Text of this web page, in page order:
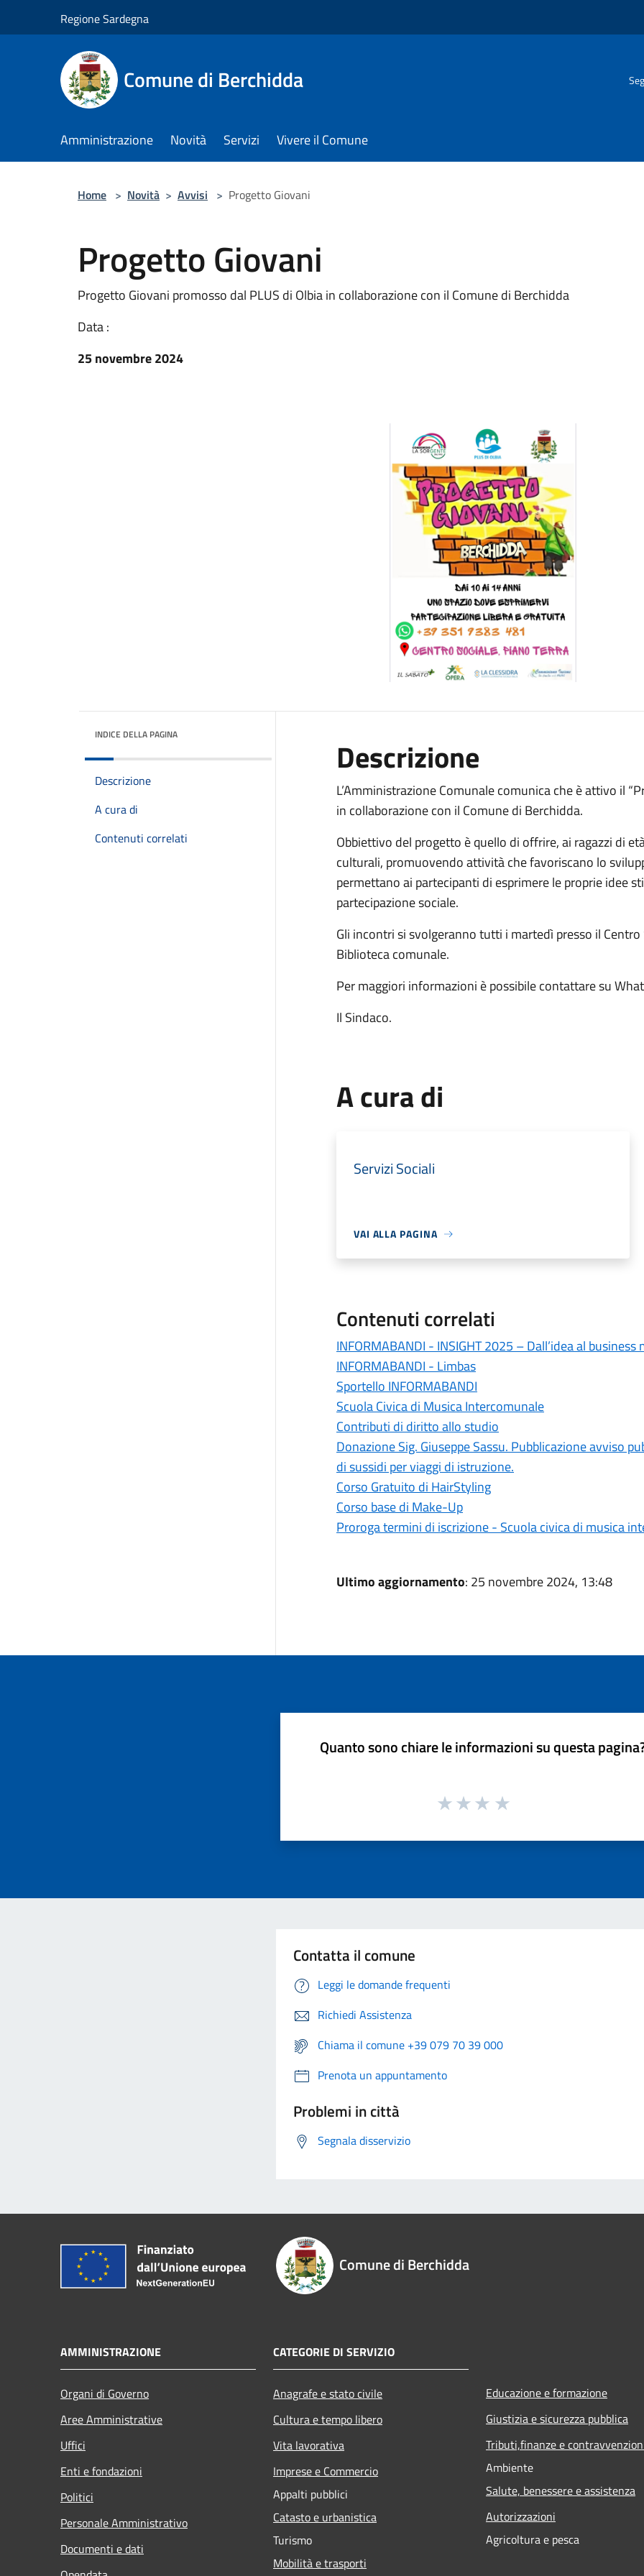
Regione Sardegna
Comune di Berchidda
Amministrazione Novità Servizi Vivere il Comune
Home > Novità > Avvisi > Progetto Giovani
Progetto Giovani
Progetto Giovani promosso dal PLUS di Olbia in collaborazione con il Comune di Berchidda
Data :
25 novembre 2024
INDICE DELLA PAGINA
Descrizione
A cura di
Contenuti correlati
Descrizione
L’Amministrazione Comunale comunica che è attivo il
in collaborazione con il Comune di Berchidda.
Obbiettivo del progetto è quello di offrire, ai ragazzi di
culturali, promuovendo attività che favoriscano lo
permettano ai partecipanti di esprimere le proprie idee
partecipazione sociale.
Gli incontri si svolgeranno tutti i martedì presso il
Biblioteca comunale.
Per maggiori informazioni è possibile contattare su
Il Sindaco.
A cura di
Servizi Sociali
VAI ALLA PAGINA
Contenuti correlati
INFORMABANDI - INSIGHT 2025 – Dall’idea al business
INFORMABANDI - Limbas
Sportello INFORMABANDI
Scuola Civica di Musica Intercomunale
Contributi di diritto allo studio
Donazione Sig. Giuseppe Sassu. Pubblicazione avviso
di sussidi per viaggi di istruzione.
Corso Gratuito di HairStyling
Corso base di Make-Up
Proroga termini di iscrizione - Scuola civica di musica
Ultimo aggiornamento: 25 novembre 2024, 13:48
Quanto sono chiare le informazioni su questa
Contatta il comune
Leggi le domande frequenti
Richiedi Assistenza
Chiama il comune +39 079 70 39 000
Prenota un appuntamento
Problemi in città
Segnala disservizio
Comune di Berchidda
AMMINISTRAZIONE
Organi di Governo
Aree Amministrative
Uffici
Enti e fondazioni
Politici
Personale Amministrativo
Documenti e dati
CATEGORIE DI SERVIZIO
Anagrafe e stato civile
Cultura e tempo libero
Vita lavorativa
Imprese e Commercio
Appalti pubblici
Catasto e urbanistica
Turismo
Mobilità e trasporti
Educazione e formazione
Giustizia e sicurezza pubblica
Tributi,finanze e
Ambiente
Salute, benessere e assistenza
Autorizzazioni
Agricoltura e pesca